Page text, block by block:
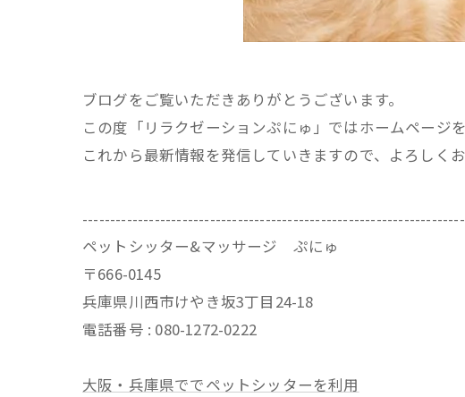
ブログをご覧いただきありがとうございます。
この度「リラクゼーションぷにゅ」ではホームページ
これから最新情報を発信していきますので、よろしく
ペットシッター&マッサージ ぷにゅ
〒666-0145
兵庫県川西市けやき坂3丁目24-18
電話番号 : 080-1272-0222
大阪・兵庫県ででペットシッターを利用